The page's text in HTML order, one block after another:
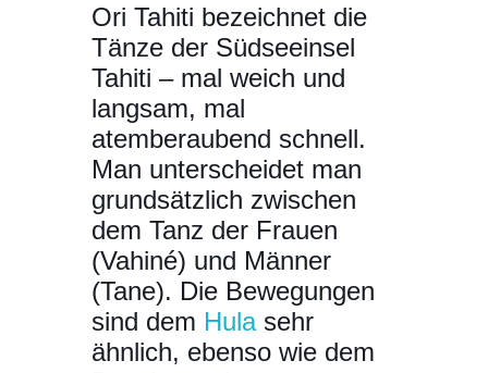
Ori Tahiti bezeichnet die
Tänze der Südseeinsel
Tahiti – mal weich und
langsam, mal
atemberaubend schnell.
Man unterscheidet man
grundsätzlich zwischen
dem Tanz der Frauen
(Vahiné) und Männer
(Tane). Die Bewegungen
sind dem Hula sehr
ähnlich, ebenso wie dem